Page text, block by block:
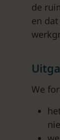
de
en
We